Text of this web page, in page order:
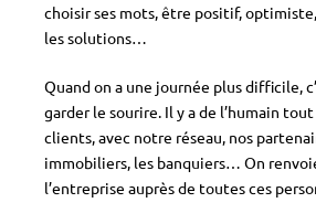
choisir ses mots, être positif,
les solutions…
Quand on a une journée plus difficile,
garder le sourire. Il y a de l’humain
clients, avec notre réseau, nos
immobiliers, les banquiers… On
l’entreprise auprès de toutes ces